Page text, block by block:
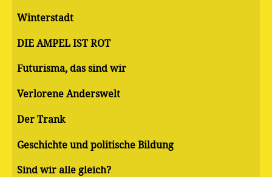
Winterstadt
DIE AMPEL IST ROT
Futurisma, das sind wir
Verlorene Anderswelt
Der Trank
Geschichte und politische Bildung
Sind wir alle gleich?